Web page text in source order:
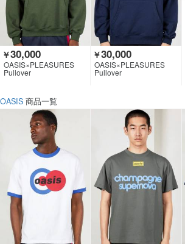
￥30,000
OASIS×PLEASURES
Pullover
￥30,000
OASIS×PLEASURES
Pullover
OASIS 商品一覧